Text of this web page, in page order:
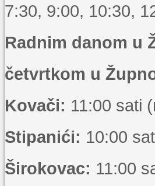
7:30, 9:00, 10:30,
Radnim danom u
četvrtkom u
Kovači: 11:00 sati
Stipanići: 10:00
Širokovac: 11:00